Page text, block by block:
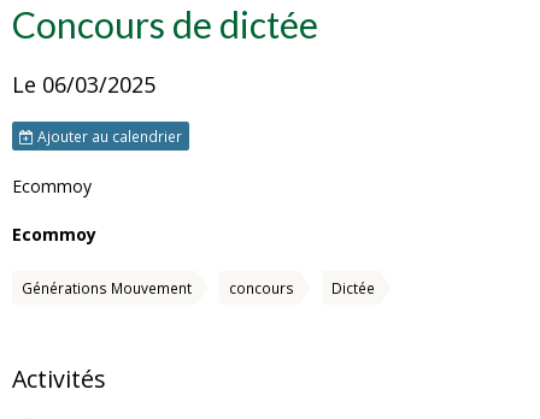
Concours de dictée
Le 06/03/2025
Ajouter au calendrier
Ecommoy
Ecommoy
Générations Mouvement concours Dictée
Activités